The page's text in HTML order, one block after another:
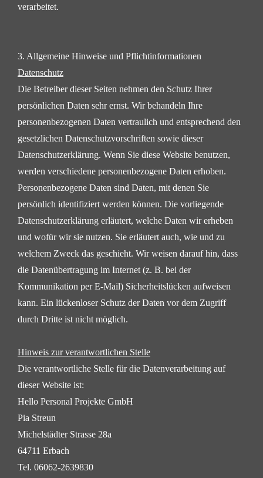
verarbeitet.
3. Allgemeine Hinweise und Pflichtinformationen
Datenschutz
Die Betreiber dieser Seiten nehmen den Schutz Ihrer
persönlichen Daten sehr ernst. Wir behandeln Ihre
personenbezogenen Daten vertraulich und entsprechend den
gesetzlichen Datenschutzvorschriften sowie dieser
Datenschutzerklärung. Wenn Sie diese Website benutzen,
werden verschiedene personenbezogene Daten erhoben.
Personenbezogene Daten sind Daten, mit denen Sie
persönlich identifiziert werden können. Die vorliegende
Datenschutzerklärung erläutert, welche Daten wir erheben
und wofür wir sie nutzen. Sie erläutert auch, wie und zu
welchem Zweck das geschieht. Wir weisen darauf hin, dass
die Datenübertragung im Internet (z. B. bei der
Kommunikation per E-Mail) Sicherheitslücken aufweisen
kann. Ein lückenloser Schutz der Daten vor dem Zugriff
durch Dritte ist nicht möglich.
Hinweis zur verantwortlichen Stelle
Die verantwortliche Stelle für die Datenverarbeitung auf
dieser Website ist:
Hello Personal Projekte GmbH
Pia Streun
Michelstädter Strasse 28a
64711 Erbach
Tel. 06062-2639830